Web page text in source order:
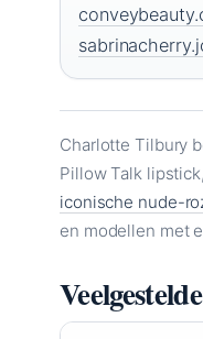
Charlotte Tilbury
Pillow Talk
iconische nude-
en modellen met